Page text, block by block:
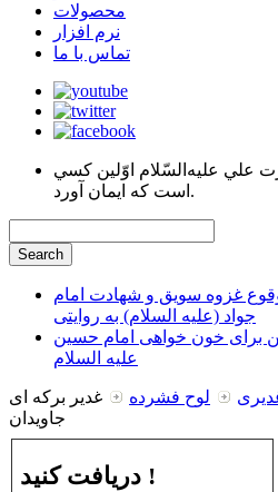
محصولات
نرم افزار
تماس با ما
علي عليه‌السّلام اوّلين كسي
است كه ايمان آورد.
غزوه سویق و شهادت امام
جواد (علیه السلام) به روایتی
برای خون خواهی امام حسین
علیه السلام
لوح فشرده
غدیر برکه ای
جاویدان
دریافت کنید !